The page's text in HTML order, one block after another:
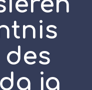
des
ja